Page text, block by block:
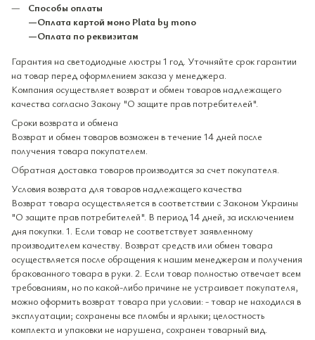
Способы оплаты
—Оплата картой моно Plata by mono
—Оплата по реквизитам
Гарантия на светодиодные люстры 1 год. Уточняйте срок гарантии
на товар перед оформлением заказа у менеджера.
Компания осуществляет возврат и обмен товаров надлежащего
качества согласно Закону "О защите прав потребителей".
Сроки возврата и обмена
Возврат и обмен товаров возможен в течение 14 дней после
получения товара покупателем.
Обратная доставка товаров производится за счет покупателя.
Условия возврата для товаров надлежащего качества
Возврат товара осуществляется в соответствии с Законом Украины
"О защите прав потребителей". В период 14 дней, за исключением
дня покупки. 1. Если товар не соответствует заявленному
производителем качеству. Возврат средств или обмен товара
осуществляется после обращения к нашим менеджерам и получения
бракованного товара в руки. 2. Если товар полностью отвечает всем
требованиям, но по какой-либо причине не устраивает покупателя,
можно оформить возврат товара при условии: - товар не находился в
эксплуатации; сохранены все пломбы и ярлыки; целостность
комплекта и упаковки не нарушена, сохранен товарный вид.